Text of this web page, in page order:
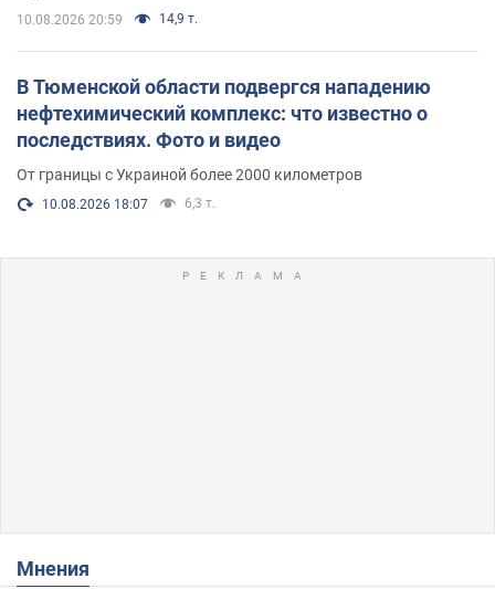
10.08.2026 20:59 14,9 т.
В Тюменской области подвергся нападению
нефтехимический комплекс: что известно о
последствиях. Фото и видео
От границы с Украиной более 2000 километров
10.08.2026 18:07 6,3 т.
Мнения